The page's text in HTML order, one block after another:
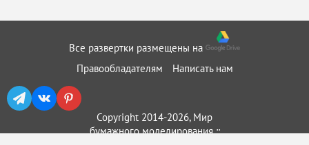
Все развертки размещены на
Правообладателям
Написать нам
Copyright 2014-2026, Мир
бумажного моделирования ::